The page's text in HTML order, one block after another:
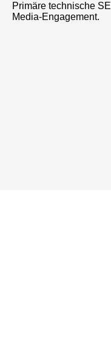
Primäre technische
Media-Engagement.